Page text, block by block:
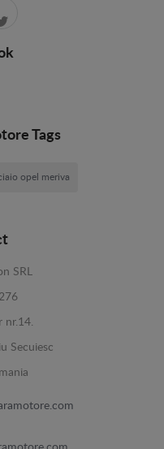
Tags
opel meriva
SRL
nr.14.
Secuiesc